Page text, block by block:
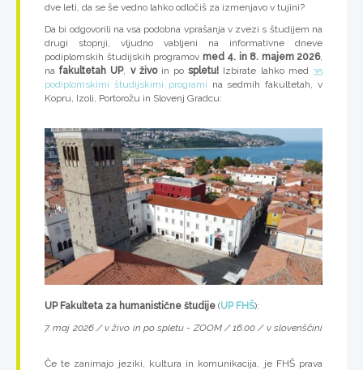
dve leti, da se še vedno lahko odločiš za izmenjavo v tujini?
Da bi odgovorili na vsa podobna vprašanja v zvezi s študijem na
drugi stopnji, vljudno vabljeni na informativne dneve
podiplomskih študijskih programov med 4. in 8. majem 2026,
nafakultetah UP, v živoin pospletu! Izbirate lahko med 35
podiplomskimi študijskimi programi na sedmih fakultetah, v
Kopru, Izoli, Portorožu in Slovenj Gradcu:
UP Fakulteta za humanistične študije (UP FHŠ):
7. maj 2026 / v živo in po spletu - ZOOM / 16.00 / v slovenščini
Če te zanimajo jeziki, kultura in komunikacija, je FHŠ prava